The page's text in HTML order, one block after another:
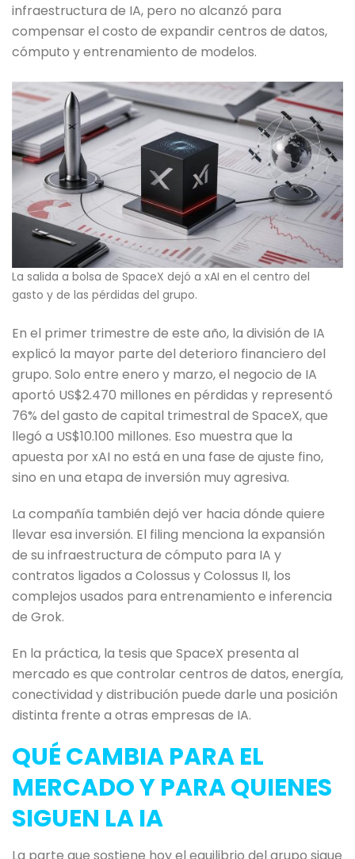
infraestructura de IA, pero no alcanzó para
compensar el costo de expandir centros de datos,
cómputo y entrenamiento de modelos.
La salida a bolsa de SpaceX dejó a xAI en el centro del
gasto y de las pérdidas del grupo.
En el primer trimestre de este año, la división de IA
explicó la mayor parte del deterioro financiero del
grupo. Solo entre enero y marzo, el negocio de IA
aportó US$2.470 millones en pérdidas y representó
76% del gasto de capital trimestral de SpaceX, que
llegó a US$10.100 millones. Eso muestra que la
apuesta por xAI no está en una fase de ajuste fino,
sino en una etapa de inversión muy agresiva.
La compañía también dejó ver hacia dónde quiere
llevar esa inversión. El filing menciona la expansión
de su infraestructura de cómputo para IA y
contratos ligados a Colossus y Colossus II, los
complejos usados para entrenamiento e inferencia
de Grok.
En la práctica, la tesis que SpaceX presenta al
mercado es que controlar centros de datos, energía,
conectividad y distribución puede darle una posición
distinta frente a otras empresas de IA.
QUÉ CAMBIA PARA EL
MERCADO Y PARA QUIENES
SIGUEN LA IA